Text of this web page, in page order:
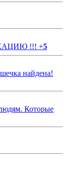
!!! +5
найдена!
Которые